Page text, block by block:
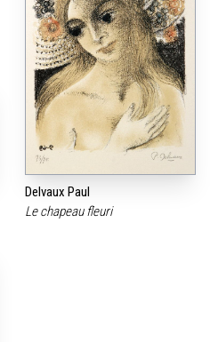
Delvaux Paul
Le chapeau fleuri